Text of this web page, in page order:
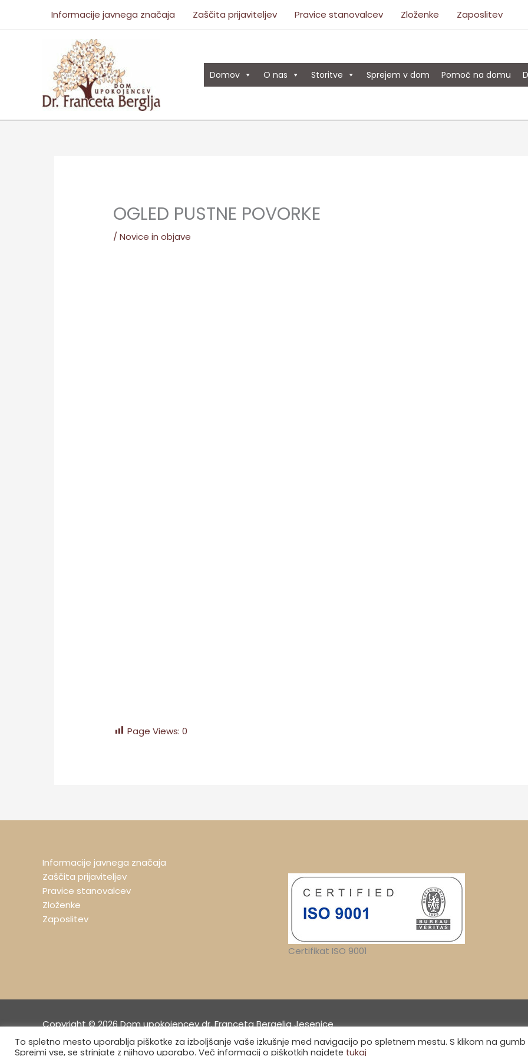
Informacije javnega značaja Zaščita prijaviteljev Pravice stanovalcev Zloženke Zaposlitev
Domov O nas Storitve Sprejem v dom Pomoč na domu
OGLED PUSTNE POVORKE
/Novice in objave
Page Views: 0
Informacije javnega značaja
Zaščita prijaviteljev
Pravice stanovalcev
Zloženke
Zaposlitev
Certifikat ISO 9001
Copyright © 2026 Dom upokojencev dr. Franceta Bergelja Jesenice
To spletno mesto uporablja piškotke za izboljšanje vaše izkušnje med navigacijo po spletnem mestu. S klikom na gumb
Sprejmi vse, se strinjate z njihovo uporabo. Več informacij o piškotkih najdete tukaj